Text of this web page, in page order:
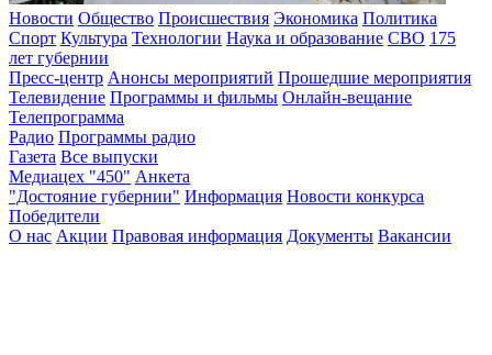
Новости Общество Происшествия Экономика Политика
Спорт Культура Технологии Наука и образование СВО 175
лет губернии
Пресс-центр Анонсы мероприятий Прошедшие мероприятия
Телевидение Программы и фильмы Онлайн-вещание
Телепрограмма
Радио Программы радио
Газета Все выпуски
Медиацех "450" Анкета
"Достояние губернии" Информация Новости конкурса
Победители
О нас Акции Правовая информация Документы Вакансии